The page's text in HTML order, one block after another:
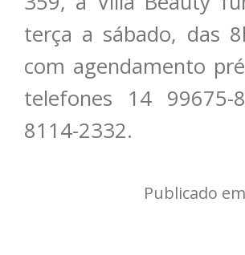
terça a sábado, das
com agendamento
telefones 14
8114-2332.
Publicado